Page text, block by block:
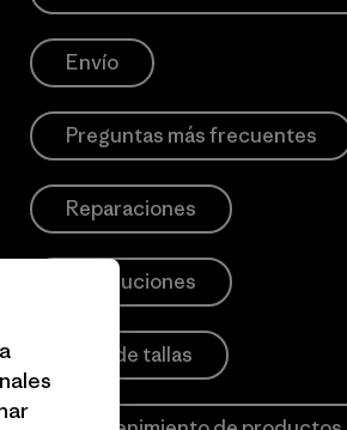
Envío
Preguntas más frecuentes
Reparaciones
Devoluciones
Guía de tallas